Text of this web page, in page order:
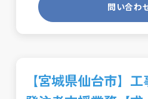
問い合わ
【宮城県仙台市】